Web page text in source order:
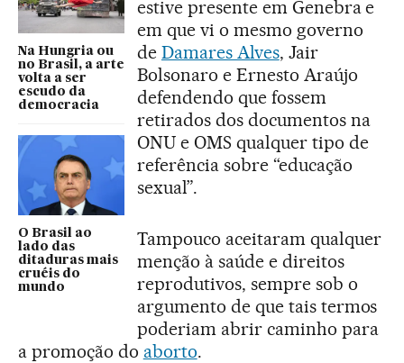
Na Hungria ou
no Brasil, a arte
volta a ser
escudo da
democracia
O Brasil ao
lado das
ditaduras mais
cruéis do
mundo
estive presente em Genebra e
em que vi o mesmo governo
de Damares Alves, Jair
Bolsonaro e Ernesto Araújo
defendendo que fossem
retirados dos documentos na
ONU e OMS qualquer tipo de
referência sobre “educação
sexual”.
Tampouco aceitaram qualquer
menção à saúde e direitos
reprodutivos, sempre sob o
argumento de que tais termos
poderiam abrir caminho para
a promoção do aborto.